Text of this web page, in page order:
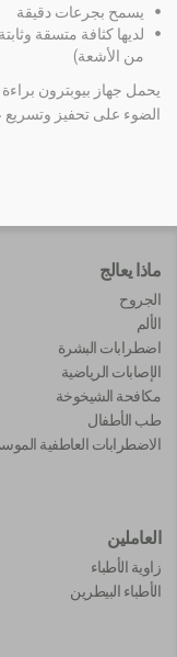
يسمح بجرعات دقيقة
لديها كثافة متسقة وثابتة
من الأشعة)
يحمل جهاز بيوبترون
الضوء على تحفيز وتسريع
ماذا يعالج
الجروح
الألم
اضطرابات البشرة
الإصابات الرياضية
مكافحة الشيخوخة
طب الأطفال
الاضطرابات العاطفية
العاملين
زاوية الأطباء
الأطباء البيطرين